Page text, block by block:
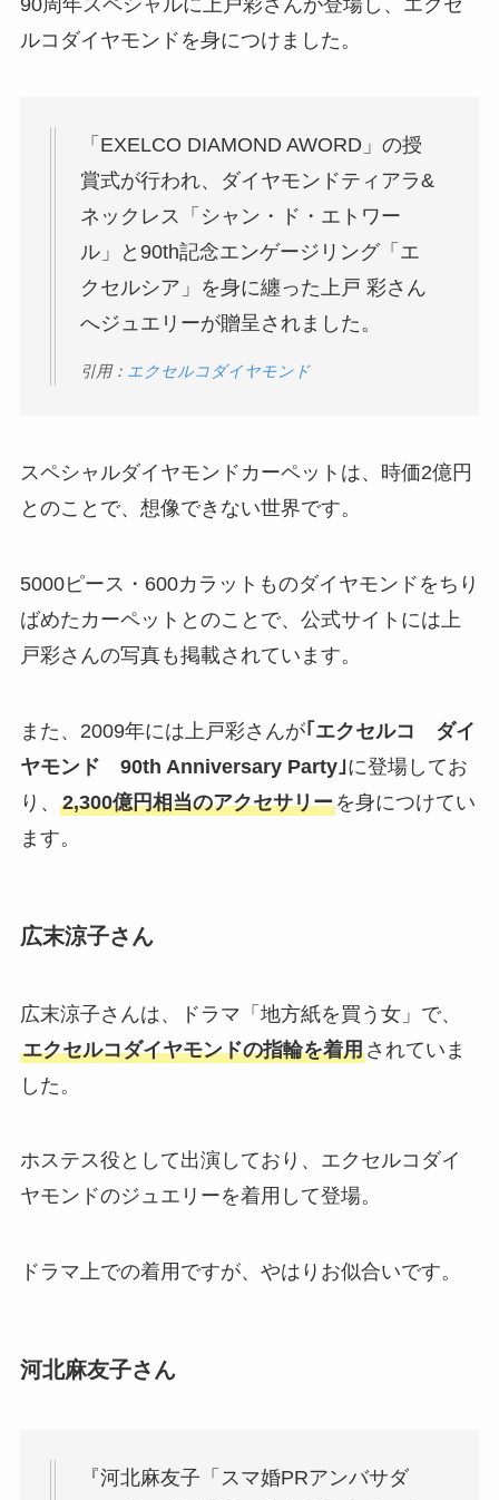
ルコダイヤモンドを身につけました。
「EXELCO DIAMOND AWORD」の授
賞式が行われ、ダイヤモンドティアラ&
ネックレス「シャン・ド・エトワー
ル」と90th記念エンゲージリング「エ
クセルシア」を身に纏った上戸 彩さん
へジュエリーが贈呈されました。
引用： エクセルコダイヤモンド
スペシャルダイヤモンドカーペットは、時価2億円
とのことで、想像できない世界です。
5000ピース・600カラットものダイヤモンドをちり
ばめたカーペットとのことで、公式サイトには上
戸彩さんの写真も掲載されています。
また、2009年には上戸彩さんが｢エクセルコ ダイ
ヤモンド 90th Anniversary Party｣に登場してお
り、 2,300億円相当のアクセサリーを身につけてい
ます。
広末涼子さん
広末涼子さんは、ドラマ「地方紙を買う女」で、
エクセルコダイヤモンドの指輪を着用されていま
した。
ホステス役として出演しており、エクセルコダイ
ヤモンドのジュエリーを着用して登場。
ドラマ上での着用ですが、やはりお似合いです。
河北麻友子さん
『河北麻友子「スマ婚PRアンバサダ